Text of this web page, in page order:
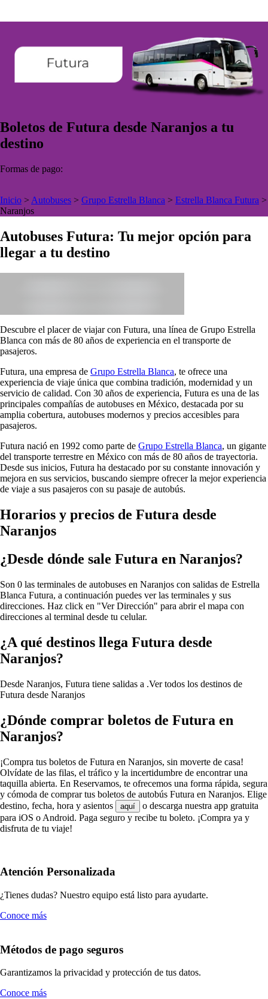
Boletos de Futura desde Naranjos a tu
destino
Formas de pago:
Inicio > Autobuses > Grupo Estrella Blanca > Estrella Blanca Futura >
Naranjos
Autobuses Futura: Tu mejor opción para
llegar a tu destino
Descubre el placer de viajar con Futura, una línea de Grupo Estrella
Blanca con más de 80 años de experiencia en el transporte de
pasajeros.
Futura, una empresa de Grupo Estrella Blanca, te ofrece una
experiencia de viaje única que combina tradición, modernidad y un
servicio de calidad. Con 30 años de experiencia, Futura es una de las
principales compañías de autobuses en México, destacada por su
amplia cobertura, autobuses modernos y precios accesibles para
pasajeros.
Futura nació en 1992 como parte de Grupo Estrella Blanca, un gigante
del transporte terrestre en México con más de 80 años de trayectoria.
Desde sus inicios, Futura ha destacado por su constante innovación y
mejora en sus servicios, buscando siempre ofrecer la mejor experiencia
de viaje a sus pasajeros con su pasaje de autobús.
Horarios y precios de Futura desde
Naranjos
¿Desde dónde sale Futura en Naranjos?
Son 0 las terminales de autobuses en Naranjos con salidas de Estrella
Blanca Futura, a continuación puedes ver las terminales y sus
direcciones. Haz click en "Ver Dirección" para abrir el mapa con
direcciones al terminal desde tu celular.
¿A qué destinos llega Futura desde
Naranjos?
Desde Naranjos, Futura tiene salidas a .Ver todos los destinos de
Futura desde Naranjos
¿Dónde comprar boletos de Futura en
Naranjos?
¡Compra tus boletos de Futura en Naranjos, sin moverte de casa!
Olvídate de las filas, el tráfico y la incertidumbre de encontrar una
taquilla abierta. En Reservamos, te ofrecemos una forma rápida, segura
y cómoda de comprar tus boletos de autobús Futura en Naranjos. Elige
destino, fecha, hora y asientos
aquí
o descarga nuestra app gratuita
para iOS o Android. Paga seguro y recibe tu boleto. ¡Compra ya y
disfruta de tu viaje!
Atención Personalizada
¿Tienes dudas? Nuestro equipo está listo para ayudarte.
Conoce más
Métodos de pago seguros
Garantizamos la privacidad y protección de tus datos.
Conoce más